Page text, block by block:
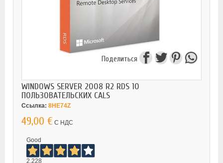
Поделиться
WINDOWS SERVER 2008 R2 RDS 10
ПОЛЬЗОВАТЕЛЬСКИХ CALS
Ссылка: 8HE74Z
49,00 € С НДС
Good
2.228